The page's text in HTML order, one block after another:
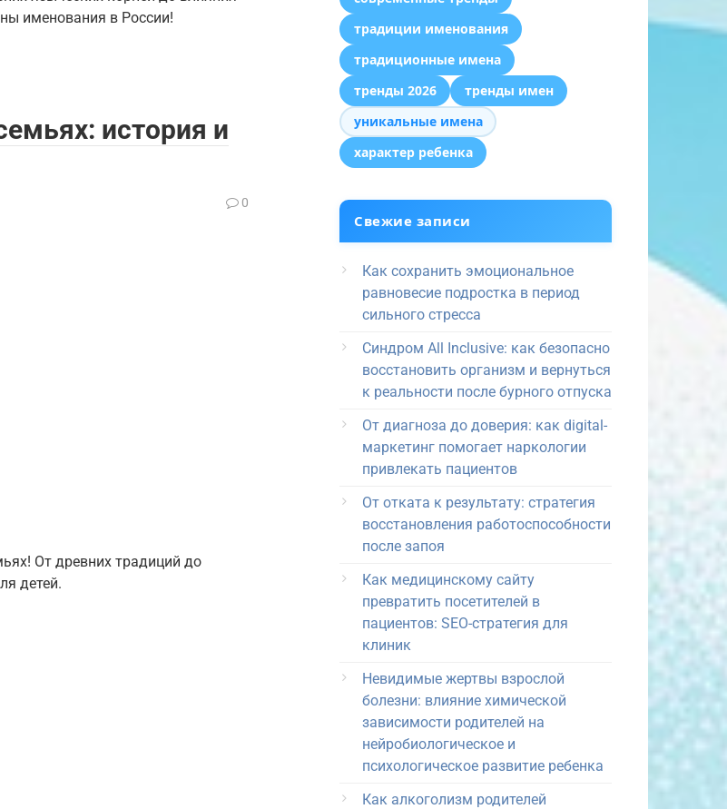
именования в России!
история и
0
От древних традиций до
детей.
традиции именования
традиционные имена
тренды 2026
тренды имен
уникальные имена
характер ребенка
Свежие записи
Как сохранить эмоциональное
равновесие подростка в период
сильного стресса
Синдром All Inclusive: как безопасно
восстановить организм и вернуться
к реальности после бурного отпуска
От диагноза до доверия: как digital-
маркетинг помогает наркологии
привлекать пациентов
От отката к результату: стратегия
восстановления работоспособности
после запоя
Как медицинскому сайту
превратить посетителей в
пациентов: SEO-стратегия для
клиник
Невидимые жертвы взрослой
болезни: влияние химической
зависимости родителей на
нейробиологическое и
психологическое развитие ребенка
Как алкоголизм родителей